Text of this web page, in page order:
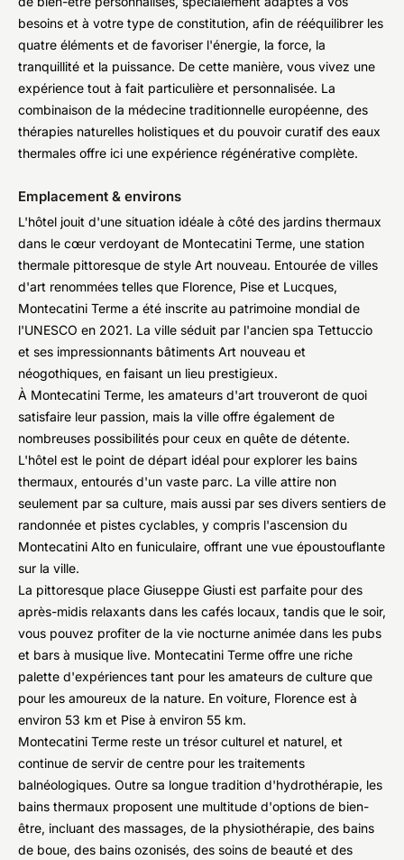
besoins et à votre type de constitution, afin de rééquilibrer les
quatre éléments et de favoriser l'énergie, la force, la
tranquillité et la puissance. De cette manière, vous vivez une
expérience tout à fait particulière et personnalisée. La
combinaison de la médecine traditionnelle européenne, des
thérapies naturelles holistiques et du pouvoir curatif des eaux
thermales offre ici une expérience régénérative complète.
Emplacement & environs
L'hôtel jouit d'une situation idéale à côté des jardins thermaux
dans le cœur verdoyant de Montecatini Terme, une station
thermale pittoresque de style Art nouveau. Entourée de villes
d'art renommées telles que Florence, Pise et Lucques,
Montecatini Terme a été inscrite au patrimoine mondial de
l'UNESCO en 2021. La ville séduit par l'ancien spa Tettuccio
et ses impressionnants bâtiments Art nouveau et
néogothiques, en faisant un lieu prestigieux.
À Montecatini Terme, les amateurs d'art trouveront de quoi
satisfaire leur passion, mais la ville offre également de
nombreuses possibilités pour ceux en quête de détente.
L'hôtel est le point de départ idéal pour explorer les bains
thermaux, entourés d'un vaste parc. La ville attire non
seulement par sa culture, mais aussi par ses divers sentiers de
randonnée et pistes cyclables, y compris l'ascension du
Montecatini Alto en funiculaire, offrant une vue époustouflante
sur la ville.
La pittoresque place Giuseppe Giusti est parfaite pour des
après-midis relaxants dans les cafés locaux, tandis que le soir,
vous pouvez profiter de la vie nocturne animée dans les pubs
et bars à musique live. Montecatini Terme offre une riche
palette d'expériences tant pour les amateurs de culture que
pour les amoureux de la nature. En voiture, Florence est à
environ 53 km et Pise à environ 55 km.
Montecatini Terme reste un trésor culturel et naturel, et
continue de servir de centre pour les traitements
balnéologiques. Outre sa longue tradition d'hydrothérapie, les
bains thermaux proposent une multitude d'options de bien-
être, incluant des massages, de la physiothérapie, des bains
de boue, des bains ozonisés, des soins de beauté et des